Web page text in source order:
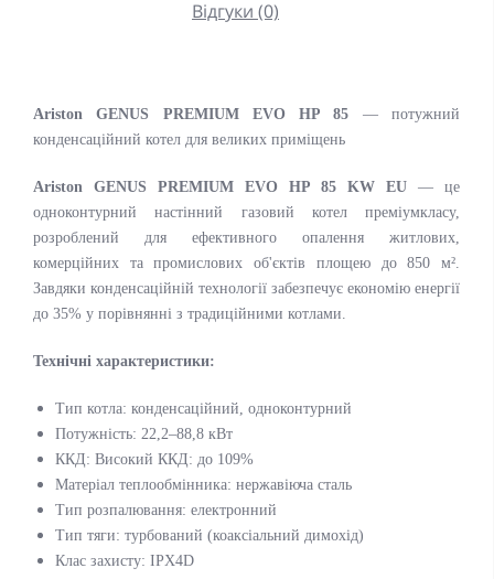
Відгуки (0)
Ariston GENUS PREMIUM EVO HP 85 — потужний
конденсаційний котел для великих приміщень
Ariston GENUS PREMIUM EVO HP 85 KW EU — це
одноконтурний настінний газовий котел преміумкласу,
розроблений для ефективного опалення житлових,
комерційних та промислових об'єктів площею до 850 м².
Завдяки конденсаційній технології забезпечує економію енергії
до 35% у порівнянні з традиційними котлами.
Технічні характеристики:
Тип котла: конденсаційний, одноконтурний
Потужність: 22,2–88,8 кВт
ККД: Високий ККД: до 109%
Матеріал теплообмінника: нержавіюча сталь
Тип розпалювання: електронний
Тип тяги: турбований (коаксіальний димохід)
Клас захисту: IPX4D